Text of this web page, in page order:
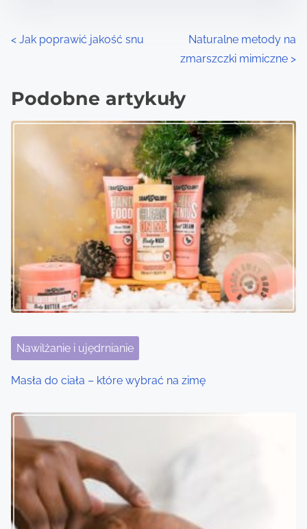
P
s
t
v
i
g
a
t
i
n
< Jak poprawić jakość snu
Naturalne metody na
zmarszczki mimiczne >
Podobne artykuły
Nawilżanie i ujędrnianie
Masła do ciała – które wybrać na zimę